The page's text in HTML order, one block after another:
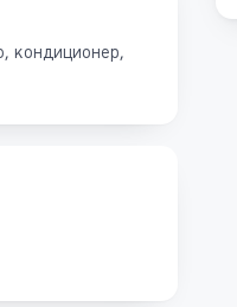
кондиционер,